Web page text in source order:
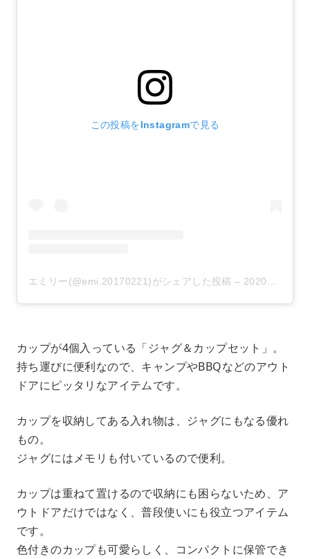
この投稿をInstagramで見る
エミリー(@emi.20170221)がシェアした投稿 – 2020年 8月月1日午前4時50分PDT
カップが4個入っている「ジャグ＆カップセット」。
持ち運びに便利なので、キャンプやBBQなどのアウト
ドアにピッタリなアイテムです。
カップを収納してある入れ物は、ジャグにもなる優れ
もの。
ジャグにはメモリも付いているので便利。
カップは重ねて置けるので収納にも困らないため、ア
ウトドアだけではなく、普段使いにも役立つアイテム
です。
色付きのカップも可愛らしく、コンパクトに保管でき